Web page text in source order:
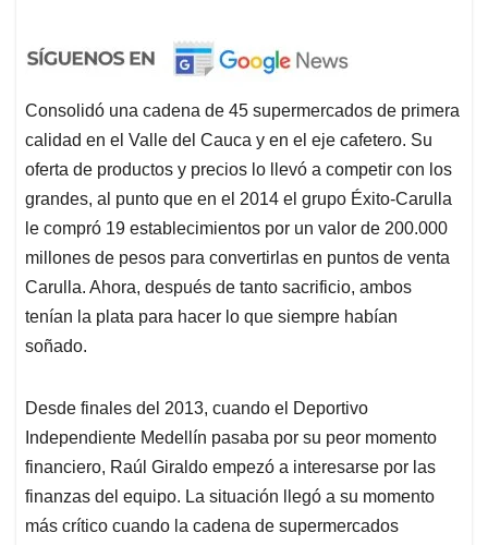
Consolidó una cadena de 45 supermercados de primera
calidad en el Valle del Cauca y en el eje cafetero. Su
oferta de productos y precios lo llevó a competir con los
grandes, al punto que en el 2014 el grupo Éxito-Carulla
le compró 19 establecimientos por un valor de 200.000
millones de pesos para convertirlas en puntos de venta
Carulla. Ahora, después de tanto sacrificio, ambos
tenían la plata para hacer lo que siempre habían
soñado.
Desde finales del 2013, cuando el Deportivo
Independiente Medellín pasaba por su peor momento
financiero, Raúl Giraldo empezó a interesarse por las
finanzas del equipo. La situación llegó a su momento
más crítico cuando la cadena de supermercados